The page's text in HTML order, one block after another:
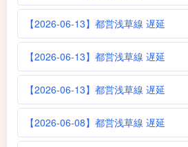
【2026-06-13】都営浅草線 遅延
【2026-06-13】都営浅草線 遅延
【2026-06-13】都営浅草線 遅延
【2026-06-08】都営浅草線 遅延